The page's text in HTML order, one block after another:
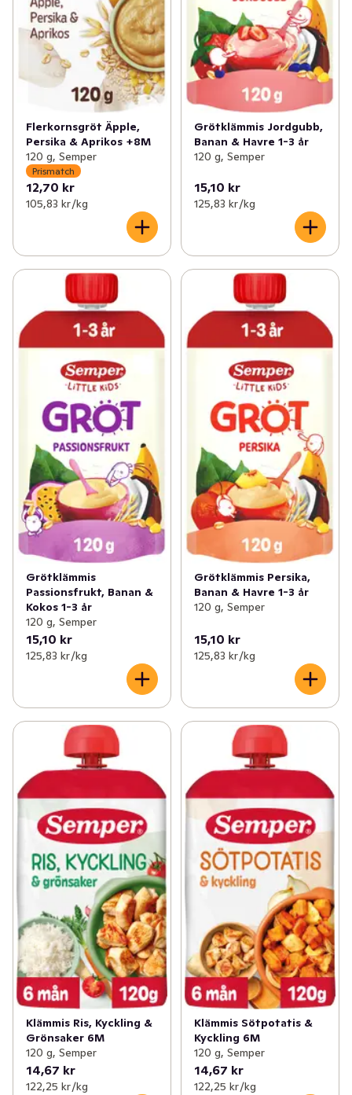
Flerkornsgröt Äpple,
Persika & Aprikos +8M
120 g, Semper
Prismatch
12,70 kr
105,83 kr /kg
Grötklämmis Jordgubb,
Banan & Havre 1-3 år
120 g, Semper
15,10 kr
125,83 kr /kg
Grötklämmis
Passionsfrukt, Banan &
Kokos 1-3 år
120 g, Semper
15,10 kr
125,83 kr /kg
Grötklämmis Persika,
Banan & Havre 1-3 år
120 g, Semper
15,10 kr
125,83 kr /kg
Klämmis Ris, Kyckling &
Grönsaker 6M
120 g, Semper
14,67 kr
122,25 kr /kg
Klämmis Sötpotatis &
Kyckling 6M
120 g, Semper
14,67 kr
122,25 kr /kg